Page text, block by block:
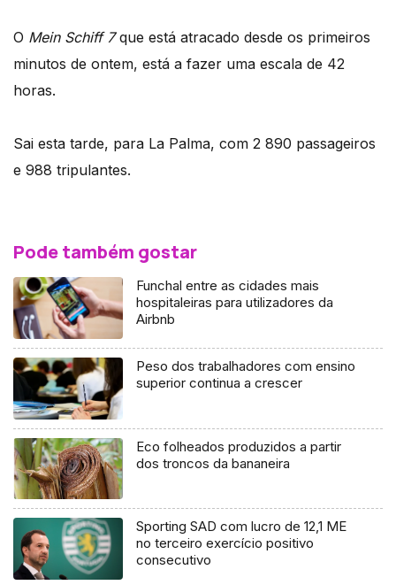
O Mein Schiff 7que está atracado desde os primeiros
minutos de ontem, está a fazer uma escala de 42
horas.
Sai esta tarde, para La Palma, com 2 890 passageiros
e 988 tripulantes.
Pode também gostar
Funchal entre as cidades mais
hospitaleiras para utilizadores da
Airbnb
Peso dos trabalhadores com ensino
superior continua a crescer
Eco folheados produzidos a partir
dos troncos da bananeira
Sporting SAD com lucro de 12,1 ME
no terceiro exercício positivo
consecutivo